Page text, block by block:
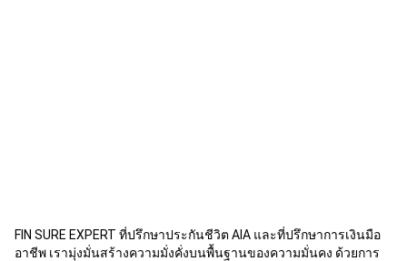
FIN SURE EXPERT ที่ปรึกษาประกันชีวิต AIA และที่ปรึกษาการเงินมือ
อาชีพ เรามุ่งมั่นสร้างความมั่งคั่งบนพื้นฐานของความมั่นคง ด้วยการ